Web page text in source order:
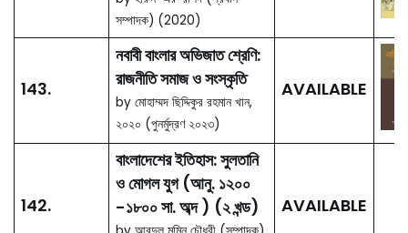
146.
Folk Songs from
Feminist
Perspective:
Bhawaiya, Biyer
Geet and
Palagan
by Shibli Chowdhury
(Reprint 2023)
AVAILABLE
Bangladesh